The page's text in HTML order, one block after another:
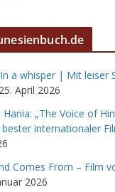
a whisper | Mit leiser
25. April 2026
„The Voice of
bester internationaler
Comes From – Film
2026